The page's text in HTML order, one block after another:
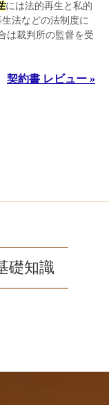
には法的再生と私的
法などの法制度に
は裁判所の監督を受
契約書 レビュー »
礎知識